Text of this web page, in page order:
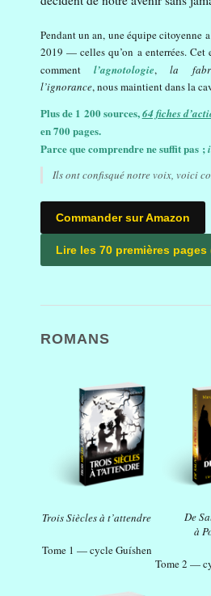
Pendant un an, une équipe citoyenne
2019 — celles qu’on a enterrées. Cet
comment l’agnotologie,la
l’ignorance, nous maintient dans la
Plus de 1 200 sources,64 fiches
en 700 pages.
Parce que comprendre ne suffit pas ;
Ils ont confisqué notre voix, voici
Commander sur Amazon
Lire les 70 premières pages
ROMANS
Trois Siècles à t’attendre
Tome 1 — cycle Guíshen
De
à
Tome 2 —